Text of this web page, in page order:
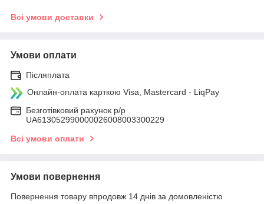
Всі умови доставки
Умови оплати
Післяплата
Онлайн-оплата карткою Visa, Mastercard - LiqPay
Безготівковий рахунок р/р
UA613052990000026008003300229
Всі умови оплати
Умови повернення
Повернення товару впродовж 14 днів за домовленістю